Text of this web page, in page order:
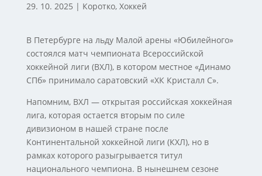
29. 10. 2025 | Коротко, Хоккей
В Петербурге на льду Малой арены «Юбилейного»
состоялся матч чемпионата Всероссийской
хоккейной лиги (ВХЛ), в котором местное «Динамо
СПб» принимало саратовский «ХК Кристалл С».
Напомним, ВХЛ — открытая российская хоккейная
лига, которая остается вторым по силе
дивизионом в нашей стране после
Континентальной хоккейной лиги (КХЛ), но в
рамках которого разыгрывается титул
национального чемпиона. В нынешнем сезоне